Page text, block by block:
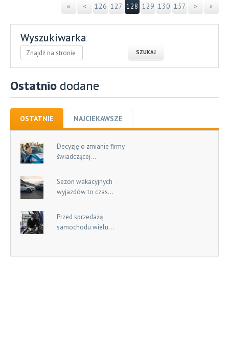
« < 126 127 128 129 130 157 > »
Wyszukiwarka
Ostatnio dodane
OSTATNIE NAJCIEKAWSZE
Decyzję o zmianie firmy
świadczącej...
Sezon wakacyjnych
wyjazdów to czas...
Przed sprzedażą
samochodu wielu...